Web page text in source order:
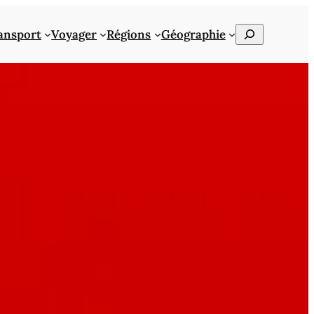
Voyager Régions Géographie Rechercher